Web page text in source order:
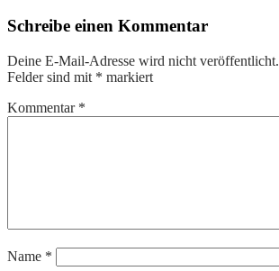
Schreibe einen Kommentar
Deine E-Mail-Adresse wird nicht veröffentlicht.
Felder sind mit * markiert
Kommentar *
Name *